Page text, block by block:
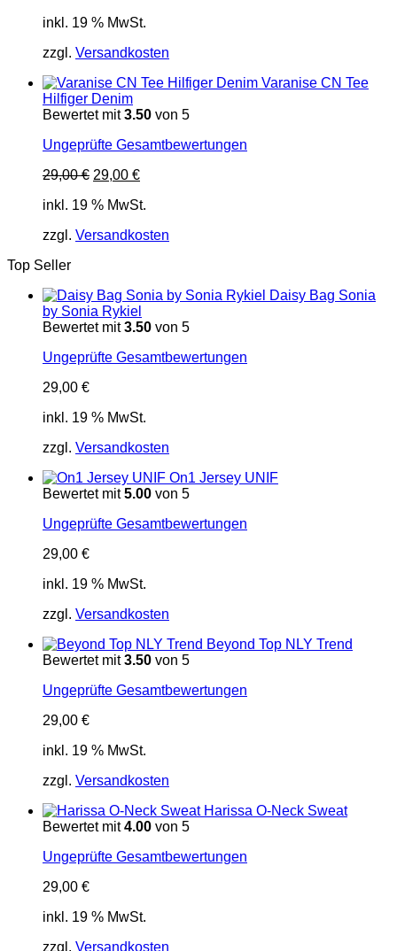
inkl. 19 % MwSt.
zzgl. Versandkosten
Varanise CN Tee
Hilfiger Denim
Bewertet mit3.50 von 5
Ungeprüfte Gesamtbewertungen
29,00€ Ursprünglicher
war:
29,00 €Aktueller
ist:
inkl. 19 % MwSt.
zzgl. Versandkosten
Top Seller
Daisy Bag Sonia
by Sonia Rykiel
Bewertet mit3.50 von 5
Ungeprüfte Gesamtbewertungen
29,00 €
inkl. 19 % MwSt.
zzgl. Versandkosten
On1 Jersey UNIF
Bewertet mit5.00 von 5
Ungeprüfte Gesamtbewertungen
29,00 €
inkl. 19 % MwSt.
zzgl. Versandkosten
Beyond Top NLY Trend
Bewertet mit3.50 von 5
Ungeprüfte Gesamtbewertungen
29,00 €
inkl. 19 % MwSt.
zzgl. Versandkosten
Harissa O-Neck Sweat
Bewertet mit4.00 von 5
Ungeprüfte Gesamtbewertungen
29,00 €
inkl. 19 % MwSt.
zzgl. Versandkosten